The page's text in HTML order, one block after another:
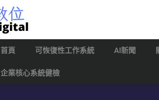
首頁 可恢復性工作系統 AI新聞
企業核心系統健檢